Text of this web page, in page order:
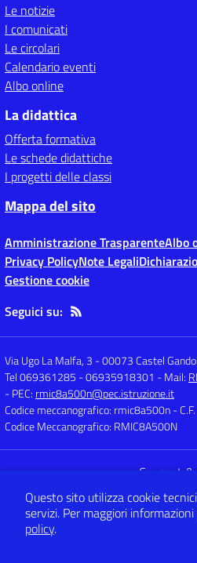
Le notizie
I comunicati
Le circolari
Calendario eventi
Albo online
La didattica
Offerta formativa
Le schede didattiche
I progetti delle classi
Mappa del sito
Amministrazione TrasparenteAlbo
Privacy PolicyNote Legali
Gestione cookie
Seguici su:
Via Ugo La Malfa, 3 -00073 Castel
Tel 069361285 - 06935918301 - Mail:
- PEC: rmic8a500n@pec.istruzione.it
Codice meccanografico: rmic8a500n-
Codice Meccanografico: RMIC8A500N
Concept
Sito web
Questo sito utilizza cookie
servizi. Per maggiori
policy.